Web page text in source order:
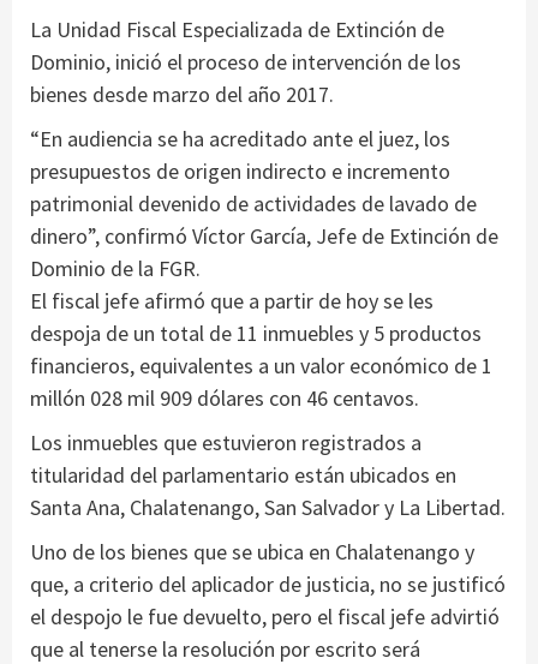
La Unidad Fiscal Especializada de Extinción de
Dominio, inició el proceso de intervención de los
bienes desde marzo del año 2017.
“En audiencia se ha acreditado ante el juez, los
presupuestos de origen indirecto e incremento
patrimonial devenido de actividades de lavado de
dinero”, confirmó Víctor García, Jefe de Extinción de
Dominio de la FGR.
El fiscal jefe afirmó que a partir de hoy se les
despoja de un total de 11 inmuebles y 5 productos
financieros, equivalentes a un valor económico de 1
millón 028 mil 909 dólares con 46 centavos.
Los inmuebles que estuvieron registrados a
titularidad del parlamentario están ubicados en
Santa Ana, Chalatenango, San Salvador y La Libertad.
Uno de los bienes que se ubica en Chalatenango y
que, a criterio del aplicador de justicia, no se justificó
el despojo le fue devuelto, pero el fiscal jefe advirtió
que al tenerse la resolución por escrito será